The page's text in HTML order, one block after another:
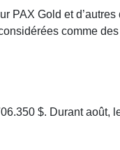
PAX Gold et
comme
$. Durant août,